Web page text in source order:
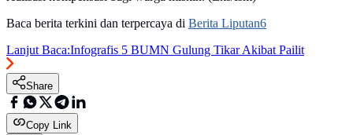
Baca berita terkini dan terpercaya di Berita Liputan6
Lanjut Baca:Infografis 5 BUMN Gulung Tikar Akibat Pailit
Share
Copy Link